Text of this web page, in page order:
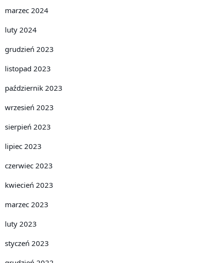
marzec 2024
luty 2024
grudzień 2023
listopad 2023
październik 2023
wrzesień 2023
sierpień 2023
lipiec 2023
czerwiec 2023
kwiecień 2023
marzec 2023
luty 2023
styczeń 2023